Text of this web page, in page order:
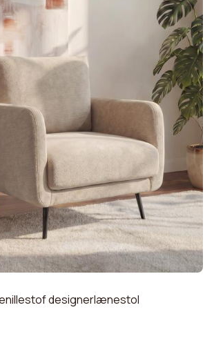
designerlænestol